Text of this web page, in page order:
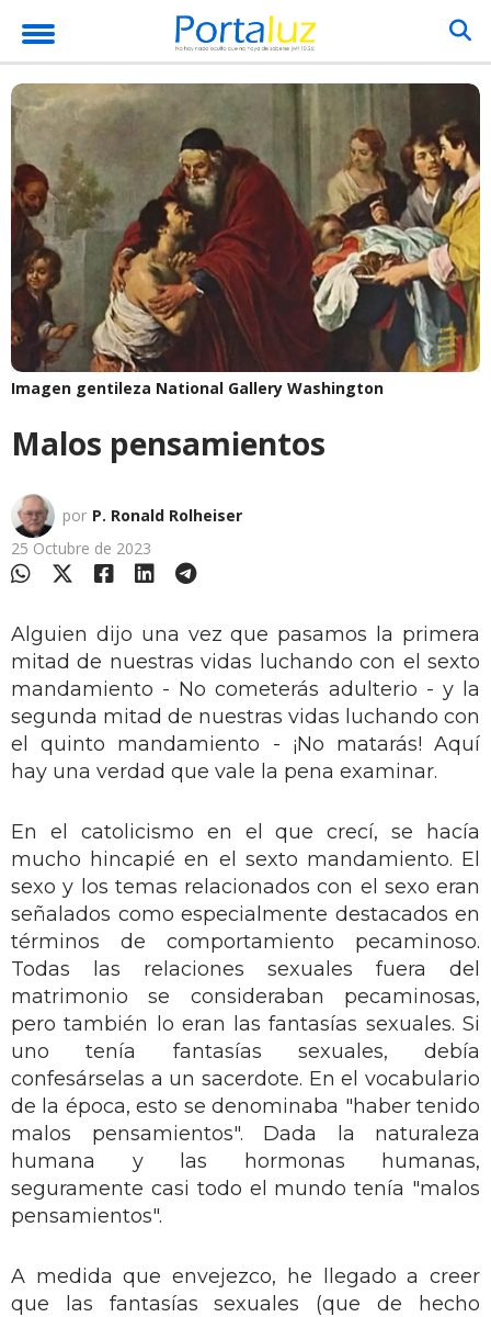
Imagen gentileza National Gallery Washington
Malos pensamientos
por P. Ronald Rolheiser
25 Octubre de 2023
Alguien dijo una vez que pasamos la primera
mitad de nuestras vidas luchando con el sexto
mandamiento - No cometerás adulterio - y la
segunda mitad de nuestras vidas luchando con
el quinto mandamiento - ¡No matarás! Aquí
hay una verdad que vale la pena examinar.
En el catolicismo en el que crecí, se hacía
mucho hincapié en el sexto mandamiento. El
sexo y los temas relacionados con el sexo eran
señalados como especialmente destacados en
términos de comportamiento pecaminoso.
Todas las relaciones sexuales fuera del
matrimonio se consideraban pecaminosas,
pero también lo eran las fantasías sexuales. Si
uno tenía fantasías sexuales, debía
confesárselas a un sacerdote. En el vocabulario
de la época, esto se denominaba "haber tenido
malos pensamientos". Dada la naturaleza
humana y las hormonas humanas,
seguramente casi todo el mundo tenía "malos
pensamientos".
A medida que envejezco, he llegado a creer
que las fantasías sexuales (que de hecho